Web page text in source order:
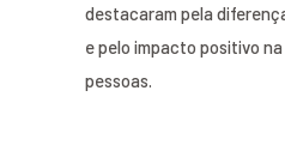
destacaram pela
e pelo impacto positivo na
pessoas.